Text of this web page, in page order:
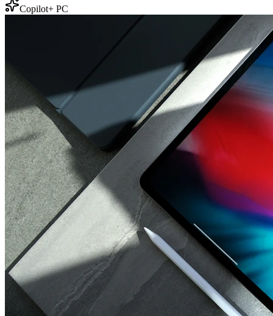
Copilot+ PC